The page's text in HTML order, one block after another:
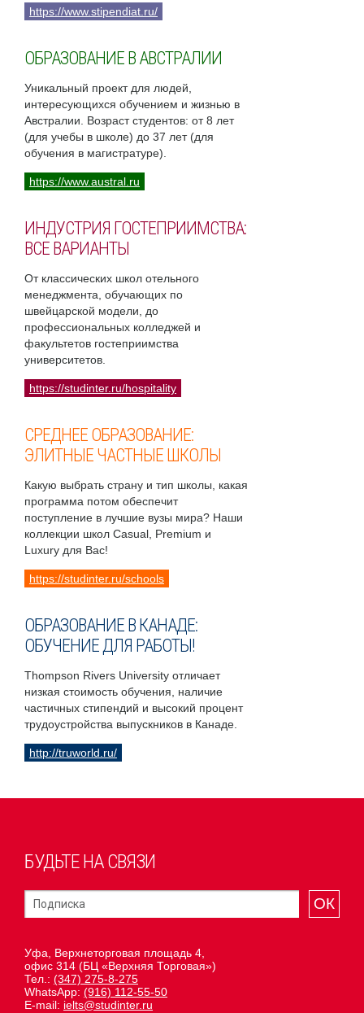
https://www.stipendiat.ru/
ОБРАЗОВАНИЕ В АВСТРАЛИИ
Уникальный проект для людей,
интересующихся обучением и жизнью в
Австралии. Возраст студентов: от 8 лет
(для учебы в школе) до 37 лет (для
обучения в магистратуре).
https://www.austral.ru
ИНДУСТРИЯ ГОСТЕПРИИМСТВА:
ВСЕ ВАРИАНТЫ
От классических школ отельного
менеджмента, обучающих по
швейцарской модели, до
профессиональных колледжей и
факультетов гостеприимства
университетов.
https://studinter.ru/hospitality
СРЕДНЕЕ ОБРАЗОВАНИЕ:
ЭЛИТНЫЕ ЧАСТНЫЕ ШКОЛЫ
Какую выбрать страну и тип школы, какая
программа потом обеспечит
поступление в лучшие вузы мира? Наши
коллекции школ Casual, Premium и
Luxury для Вас!
https://studinter.ru/schools
ОБРАЗОВАНИЕ В КАНАДЕ:
ОБУЧЕНИЕ ДЛЯ РАБОТЫ!
Thompson Rivers University отличает
низкая стоимость обучения, наличие
частичных стипендий и высокий процент
трудоустройства выпускников в Канаде.
http://truworld.ru/
БУДЬТЕ НА СВЯЗИ
ОК
Уфа, Верхнеторговая площадь 4,
офис 314 (БЦ «Верхняя Торговая»)
Тел.: (347) 275-8-275
WhatsApp: (916) 112-55-50
E-mail: ielts@studinter.ru